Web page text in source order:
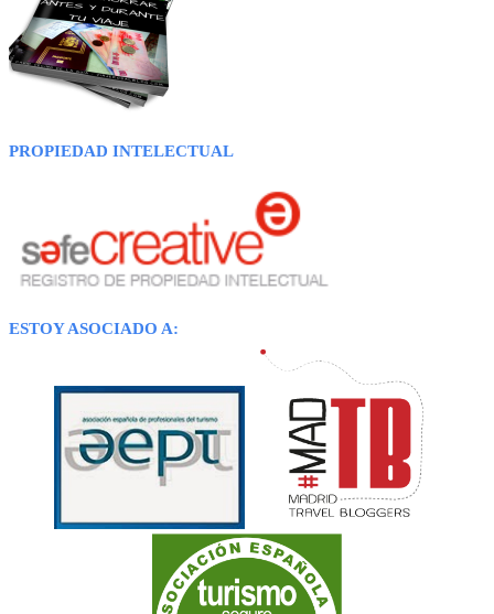
PROPIEDAD INTELECTUAL
ESTOY ASOCIADO A: